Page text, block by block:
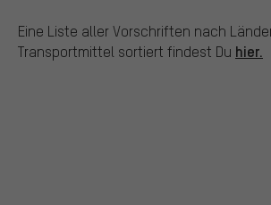
Eine Liste aller Vorschriften nach
Transportmittel sortiert findest Du hier.